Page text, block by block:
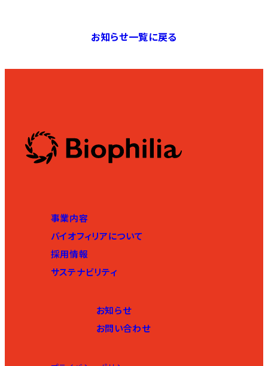
お知らせ一覧に戻る
事業内容
バイオフィリアについて
採用情報
サステナビリティ
お知らせ
お問い合わせ